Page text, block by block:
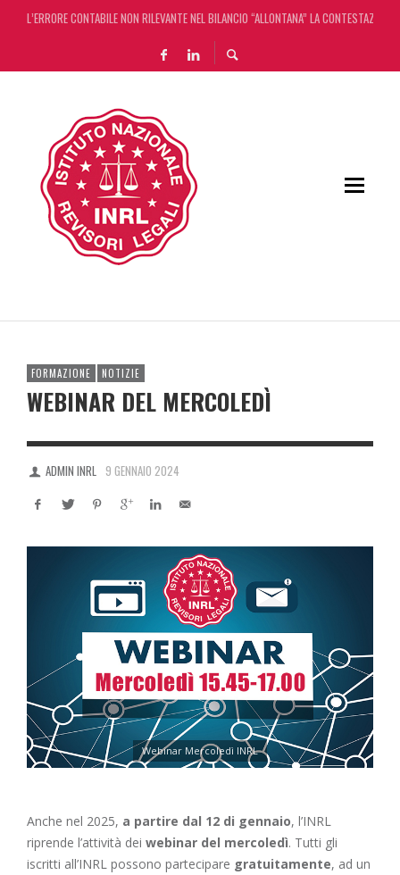
L’ERRORE CONTABILE NON RILEVANTE NEL BILANCIO “ALLONTANA” LA CONTESTAZIONE
DECRETO OMNIBUS: CON IL CONCORDATO UNO ‘SCUDO’ FISCALE DI 4 ANNI
CHIUSURA ESTIVA DELLA RASSEGNA STAMPA INRL: DAL 10 AL 24 AGOSTO
FORMAZIONE NOTIZIE
WEBINAR DEL MERCOLEDÌ
ADMIN INRL 9 GENNAIO 2024
Webinar Mercoledì INRL
Anche nel 2025, a partire dal 12 di gennaio, l’INRL
riprende l’attività dei webinar del mercoledì. Tutti gli
iscritti all’INRL possono partecipare gratuitamente, ad un